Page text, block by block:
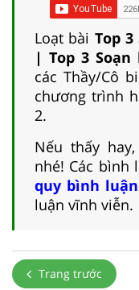
Loạt bài Top
| Top 3
các Thầy/Cô
chương trình
2.
Nếu thấy
nhé! Các bình
quy bình
luận vĩnh viễn.
Trang trước